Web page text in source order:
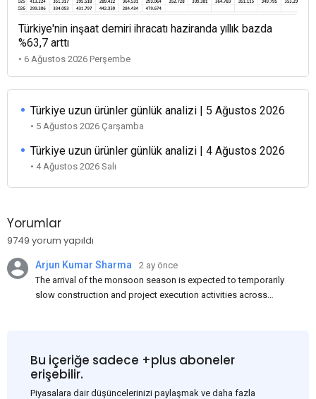
Türkiye'nin inşaat demiri ihracatı haziranda yıllık bazda
%63,7 arttı
• 6 Ağustos 2026 Perşembe
Türkiye uzun ürünler günlük analizi | 5 Ağustos 2026
• 5 Ağustos 2026 Çarşamba
Türkiye uzun ürünler günlük analizi | 4 Ağustos 2026
• 4 Ağustos 2026 Salı
Yorumlar
9749 yorum yapıldı
Arjun Kumar Sharma
2 ay önce
The arrival of the monsoon season is expected to temporarily
slow construction and project execution activities across
and rural construction projects is expected to provide support
to the market despite seasonal disruptions caused by heavy
rainfall.
Bu içeriğe sadece +plus aboneler
erişebilir.
Piyasalara dair düşüncelerinizi paylaşmak ve daha fazla